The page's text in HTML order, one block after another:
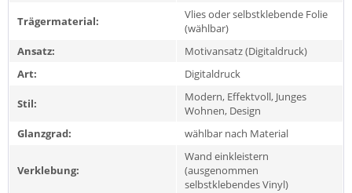
Trägermaterial:
Vlies oder selbstklebende Folie
(wählbar)
Ansatz:
Motivansatz (Digitaldruck)
Art:
Digitaldruck
Stil:
Modern, Effektvoll, Junges
Wohnen, Design
Glanzgrad:
wählbar nach Material
Verklebung:
Wand einkleistern
(ausgenommen
selbstklebendes Vinyl)